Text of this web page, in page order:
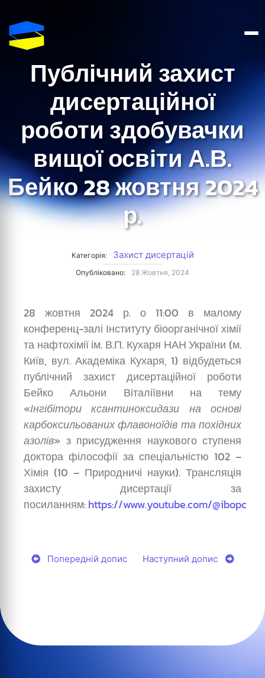
Публічний захист
дисертаційної
роботи здобувачки
вищої освіти А.В.
Бейко 28 жовтня 2024
р.
Категорія: Захист дисертацій
Опубліковано: 28 Жовтня, 2024
28 жовтня 2024 р. о 11:00 в малому
конференц-залі Інституту біоорганічної хімії
та нафтохімії ім. В.П. Кухаря НАН України (м.
Київ, вул. Академіка Кухаря, 1) відбудеться
публічний захист дисертаційної роботи
Бейко Альони Віталіївни на тему
«Інгібітори ксантиноксидази на основі
карбоксильованих флавоноїдів та похідних
азолів» з присудження наукового ступеня
доктора філософії за спеціальністю 102 –
Хімія (10 – Природничі науки). Трансляція
захисту дисертації за
посиланням:https://www.youtube.com/@ibopc
Попередній допис Наступний допис